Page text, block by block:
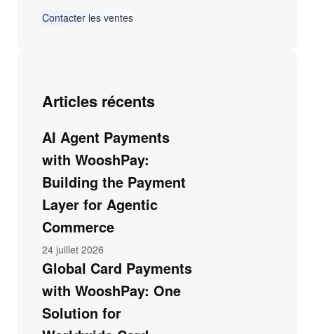
Contacter les ventes
Articles récents
AI Agent Payments
with WooshPay:
Building the Payment
Layer for Agentic
Commerce
24 juillet 2026
Global Card Payments
with WooshPay: One
Solution for